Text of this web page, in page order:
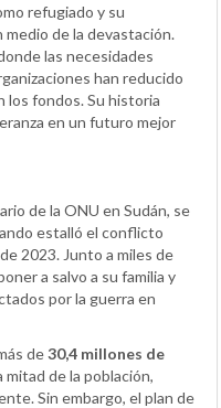
refugiado y su
medio de la devastación.
las necesidades
han reducido
los fondos. Su historia
en un futuro mejor
de la ONU en Sudán, se
estalló el conflicto
2023. Junto a miles de
a salvo a su familia y
por la guerra en
de30,4 millones de
de la población,
Sin embargo, el plan de